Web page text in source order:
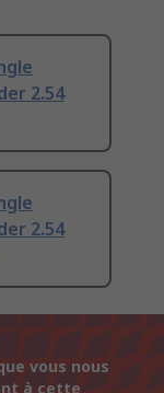
2.54
2.54
vous nous
à cette